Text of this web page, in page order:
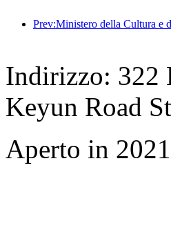
Indirizzo: 322
Keyun Road
Aperto in